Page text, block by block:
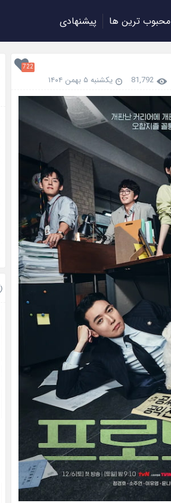
محبوب ترین ها پیشنهادی
722
81,792 یکشنبه ۵ بهمن ۱۴۰۴